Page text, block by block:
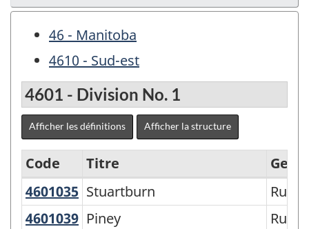
46 - Manitoba
4610 - Sud-est
4601 - Division No. 1
Afficher les définitions Afficher la structure
Régions
économiques
Code Titre
4601035 Stuartburn
Stuartburn
4601039 Piney
Piney